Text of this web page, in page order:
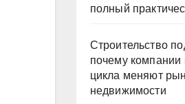
полный
Строительство
почему компании
цикла меняют
недвижимости